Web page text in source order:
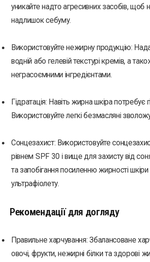
уникайте надто агресивних засобів, щоб
надлишок себуму.
Використовуйте нежирну продукцію:
водній або гелевій текстурі кремів, а
неграсоємними інгредієнтами.
Гідратація: Навіть жирна шкіра потребує
Використовуйте легкі безмасляні
Сонцезахист: Використовуйте
рівнем SPF 30 і вище для захисту від
та запобігання посиленню жирності
ультрафіолету.
Рекомендації для догляду
Правильне харчування: Збалансоване
овочі, фрукти, нежирні білки та здорові